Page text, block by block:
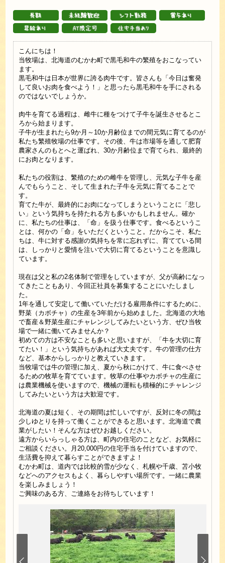
こんにちは！
当牧場は、北海道のむかわ町で黒毛和牛の繁殖をおこなってい
ます。
黒毛和牛は日本が世界に誇る肉牛です。皆さんも「今日は奮発
して良いお肉を食べよう！」と思ったら黒毛和牛を手にされる
のではないでしょうか。
肉牛を育てる過程は、雌牛に種をつけて子牛を誕生させるとこ
ろから始まります。
子牛が生まれたら9か月～10か月齢位までの間元気に育てるのが
私たち繁殖牧場の仕事です。その後、牛は市場等を通して肥育
農家さんのもとへと運ばれ、30か月齢位まで育てられ、最終的
にお肉となります。
私たちの役割は、繁殖のための雌牛を管理し、元気な子牛を産
んでもらうこと、そして生まれた子牛を元気に育てることで
す。
育てた牛が、最終的にお肉になってしまうということに「悲し
い」という気持ちを持たれる方も多いかもしれません。確か
に、私たちの仕事は、「命」を扱う仕事です。食べるというこ
とは、何かの「命」をいただくということ。だからこそ、私た
ちは、牛に対する感謝の気持ちを常に忘れずに、育てている間
は、しっかりと愛情を注いで大切に育てるということを意識し
ています。
現在は父と私の2名体制で管理をしていますが、父が高齢になっ
てきたこともあり、今回正社員を募集することにいたしまし
た。
1年を通して安定して働いていただける雇用条件にするために、
野菜（カボチャ）の生産を3年前から始めました。北海道の大地
で畜産＆野菜生産にチャレンジしてみたいという方、ぜひ当牧
場で一緒に働いてみませんか？
初めての方は不安なことも多いと思いますが、「牛を大切に育
てたい！」という気持ちがあれば大丈夫です。牛の管理の仕方
など、基本からしっかりと教えていきます。
当牧場では牛の管理に加え、夏から秋にかけて、牛に食べさせ
るための牧草を育てています。牧草の仕事やカボチャの生産に
は農業機械を使いますので、機械の運転も積極的にチャレンジ
してみたいという方は大歓迎です。
北海道の夏は短く、その期間は忙しいですが、反対に冬の間は
少しゆとりを持って働くことができると思います。北海道で農
業がしたい！そんな方はぜひお越しください。
遠方からいらっしゃる方は、町内の住宅のことなど、お気軽に
ご相談ください。月20,000円の住宅手当を付けていますので、
生活費を抑えて暮らすことができますよ！
むかわ町は、道内では比較的雪が少なく、札幌や千歳、苫小牧
などへのアクセスもよく、暮らしやすい場所です。一緒に農業
を楽しみましょう！
ご興味のある方、ご連絡をお待ちしています！